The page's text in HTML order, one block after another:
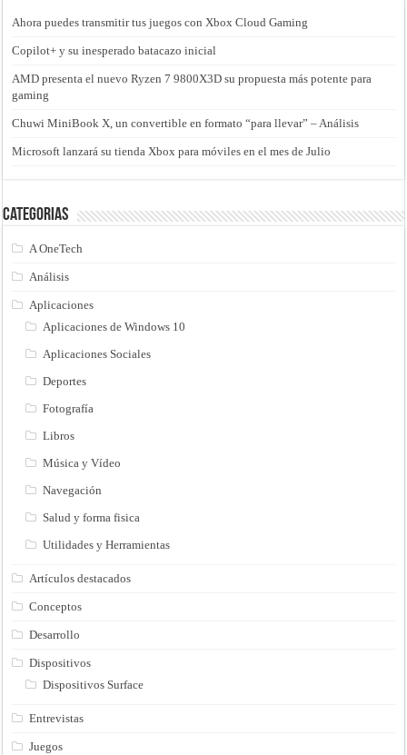
Ahora puedes transmitir tus juegos con Xbox Cloud Gaming
Copilot+ y su inesperado batacazo inicial
AMD presenta el nuevo Ryzen 7 9800X3D su propuesta más potente para
gaming
Chuwi MiniBook X, un convertible en formato “para llevar” – Análisis
Microsoft lanzará su tienda Xbox para móviles en el mes de Julio
Categorias
A OneTech
Análisis
Aplicaciones
Aplicaciones de Windows 10
Aplicaciones Sociales
Deportes
Fotografía
Libros
Música y Vídeo
Navegación
Salud y forma fisica
Utilidades y Herramientas
Artículos destacados
Conceptos
Desarrollo
Dispositivos
Dispositivos Surface
Entrevistas
Juegos